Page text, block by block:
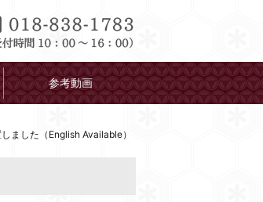
参考動画
ました（English Available）